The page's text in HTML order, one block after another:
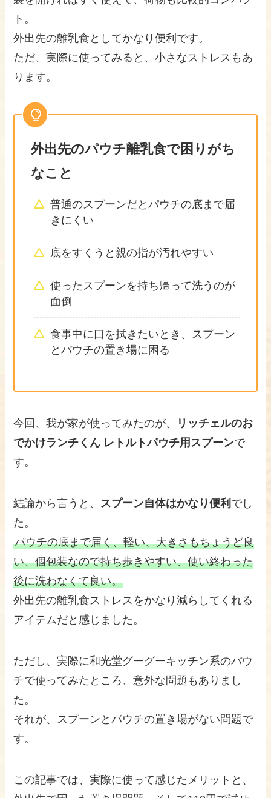
ト。
外出先の離乳食としてかなり便利です。
ただ、実際に使ってみると、小さなストレスもあ
ります。
外出先のパウチ離乳食で困りがち
なこと
普通のスプーンだとパウチの底まで届
きにくい
底をすくうと親の指が汚れやすい
使ったスプーンを持ち帰って洗うのが
面倒
食事中に口を拭きたいとき、スプーン
とパウチの置き場に困る
今回、我が家が使ってみたのが、
リッチェルのお
でかけランチくん レトルトパウチ用スプーンで
す。
結論から言うと、 スプーン自体はかなり便利 でし
た。
パウチの底まで届く、軽い、大きさもちょうど良
い、個包装なので持ち歩きやすい、使い終わった
後に洗わなくて良い。
外出先の離乳食ストレスをかなり減らしてくれる
アイテムだと感じました。
ただし、実際に和光堂グーグーキッチン系のパウ
チで使ってみたところ、意外な問題もありまし
た。
それが、スプーンとパウチの置き場がない問題で
す。
この記事では、実際に使って感じたメリットと、